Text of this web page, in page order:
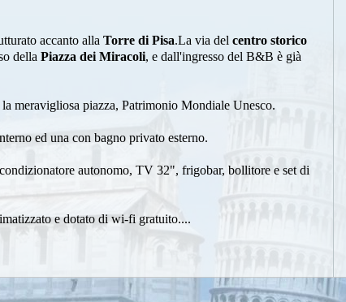
accanto alla Torre di Pisa.La via del centro storico
della Piazza dei Miracoli, e dall'ingresso del B&B è già
meravigliosa piazza, Patrimonio Mondiale Unesco.
ed una con bagno privato esterno.
autonomo, TV 32", frigobar, bollitore e set di
e dotato di wi-fi gratuito....